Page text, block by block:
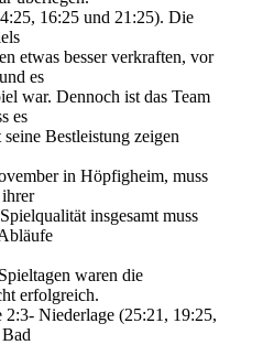
16:25 und 21:25). Die
etwas besser verkraften, vor
es
war. Dennoch ist das Team
es
Bestleistung zeigen
in Höpfigheim, muss
insgesamt muss
waren die
erfolgreich.
Niederlage (25:21, 19:25,